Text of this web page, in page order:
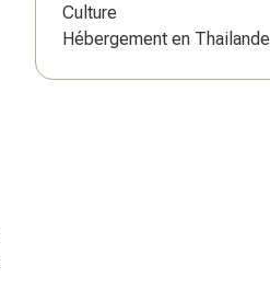
Culture
Hébergement en Thailande